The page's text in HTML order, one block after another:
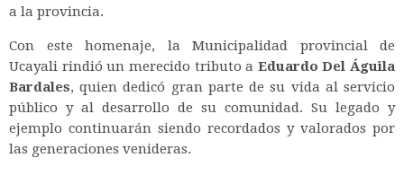
a la provincia.
Con este homenaje, la Municipalidad provincial de
Ucayali rindió un merecido tributo a Eduardo Del Águila
Bardales, quien dedicó gran parte de su vida al servicio
público y al desarrollo de su comunidad. Su legado y
ejemplo continuarán siendo recordados y valorados por
las generaciones venideras.